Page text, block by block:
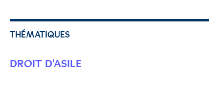
THÉMATIQUES
DROIT D'ASILE